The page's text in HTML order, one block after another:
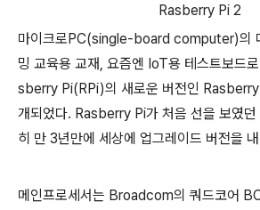
Rasberry Pi 2
마이크로PC(single-board computer)의
밍 교육용 교재, 요즘엔 IoT용 테스트보드
sberry Pi(RPi)의 새로운 버전인
개되었다. Rasberry Pi가 처음 선을 보였
히 만 3년만에 세상에 업그레이드 버전을
메인프로세서는 Broadcom의 쿼드코어